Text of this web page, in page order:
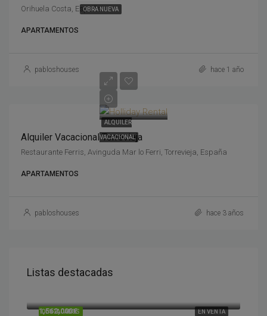
OBRA NUEVA
Orihuela Costa, España
APARTAMENTOS
pabloshouses hace 1 año
ALQUILER
VACACIONAL
Alquiler Vacacional Torrevieja
Restaurante Ferris, Avinguda Mar lo Ferri, Torrevieja, España
APARTAMENTOS
pabloshouses hace 3 años
Listas destacadas
EN VENTA
DESTACADOS
1,562,000€